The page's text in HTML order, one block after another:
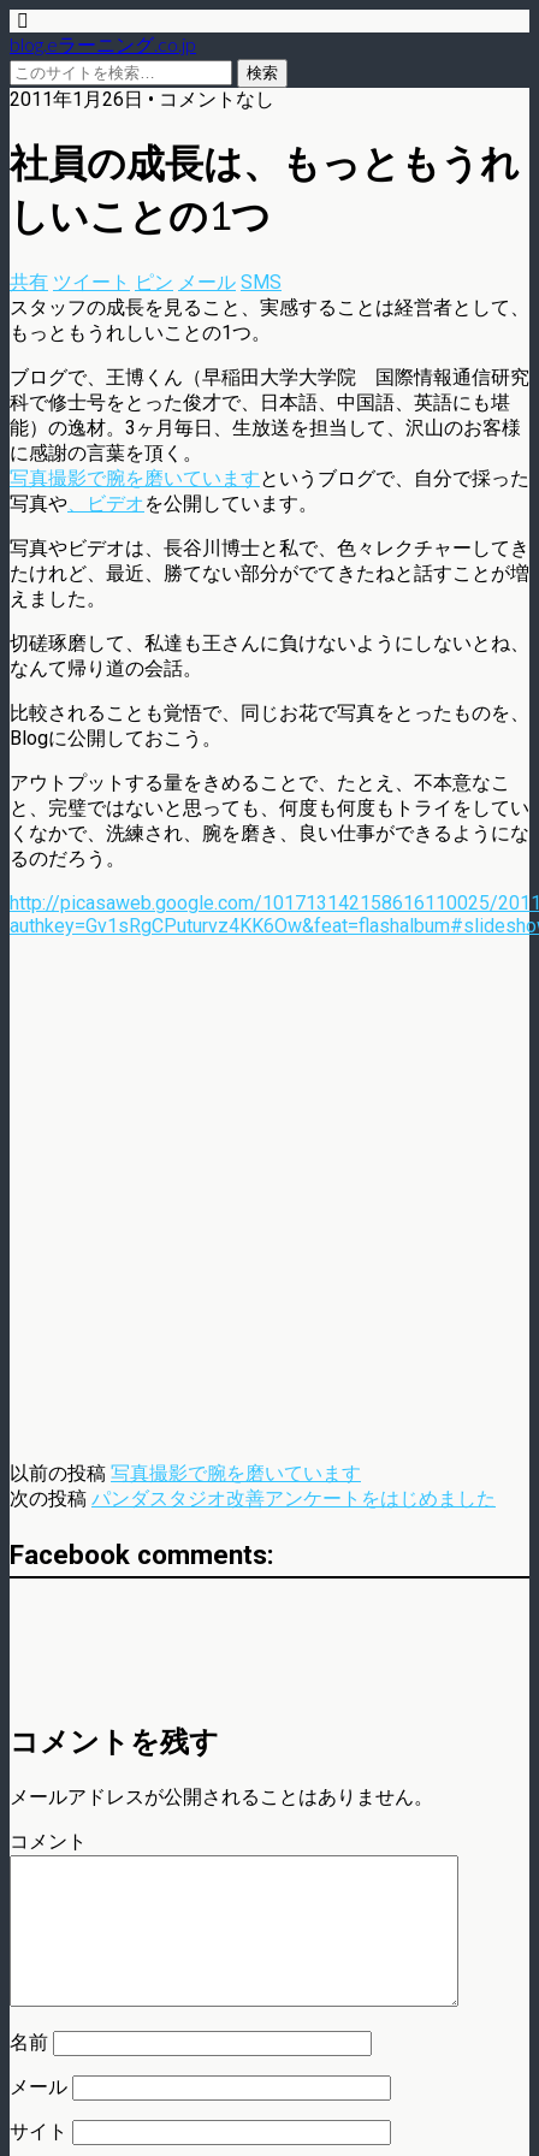
blog.eラーニング.co.jp
2011年1月26日 • コメントなし
社員の成長は、もっともうれ
しいことの1つ
共有 ツイート ピン メール SMS
スタッフの成長を見ること、実感することは経営者として、
もっともうれしいことの1つ。
ブログで、王博くん（早稲田大学大学院 国際情報通信研究
科で修士号をとった俊才で、日本語、中国語、英語にも堪
能）の逸材。3ヶ月毎日、生放送を担当して、沢山のお客様
に感謝の言葉を頂く。
写真撮影で腕を磨いていますというブログで、自分で採った
写真や、ビデオを公開しています。
写真やビデオは、長谷川博士と私で、色々レクチャーしてき
たけれど、最近、勝てない部分がでてきたねと話すことが増
えました。
切磋琢磨して、私達も王さんに負けないようにしないとね、
なんて帰り道の会話。
比較されることも覚悟で、同じお花で写真をとったものを、
Blogに公開しておこう。
アウトプットする量をきめることで、たとえ、不本意なこ
と、完璧ではないと思っても、何度も何度もトライをしてい
くなかで、洗練され、腕を磨き、良い仕事ができるようにな
るのだろう。
http://picasaweb.google.com/101713142158616110025/
以前の投稿 写真撮影で腕を磨いています
次の投稿 パンダスタジオ改善アンケートをはじめました
Facebook comments:
コメントを残す
メールアドレスが公開されることはありません。
コメント
名前
メール
サイト